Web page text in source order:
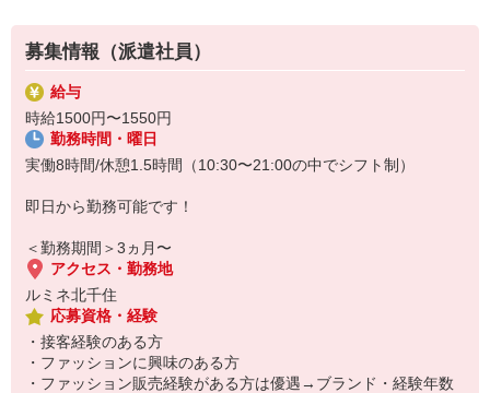
《ブランド説明》
Spick＆Span（スピック＆スパン）
大人の女性に向けた「きれいめカジュアル」を軸に、トレンドとス
タンダードを自分らしくミックスするスタイルを提案。
《お仕事内容》
店頭での接客販売をお願いいたします。
レジや商品のお包み、商品の在庫管理、社員様のサポート業務等。
社割【40〜60％OFF】にて購入し着用いただきます。
募集情報（派遣社員）
給与
時給1500円〜1550円
勤務時間・曜日
実働8時間/休憩1.5時間（10:30〜21:00の中でシフト制）
即日から勤務可能です！
＜勤務期間＞3ヵ月〜
アクセス・勤務地
ルミネ北千住
応募資格・経験
・接客経験のある方
・ファッションに興味のある方
・ファッション販売経験がある方は優遇→ブランド・経験年数